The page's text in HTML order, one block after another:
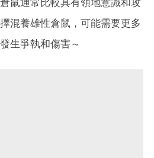
鼠通常比較具有領地意識和攻
混養雄性倉鼠，可能需要更多
生爭執和傷害～